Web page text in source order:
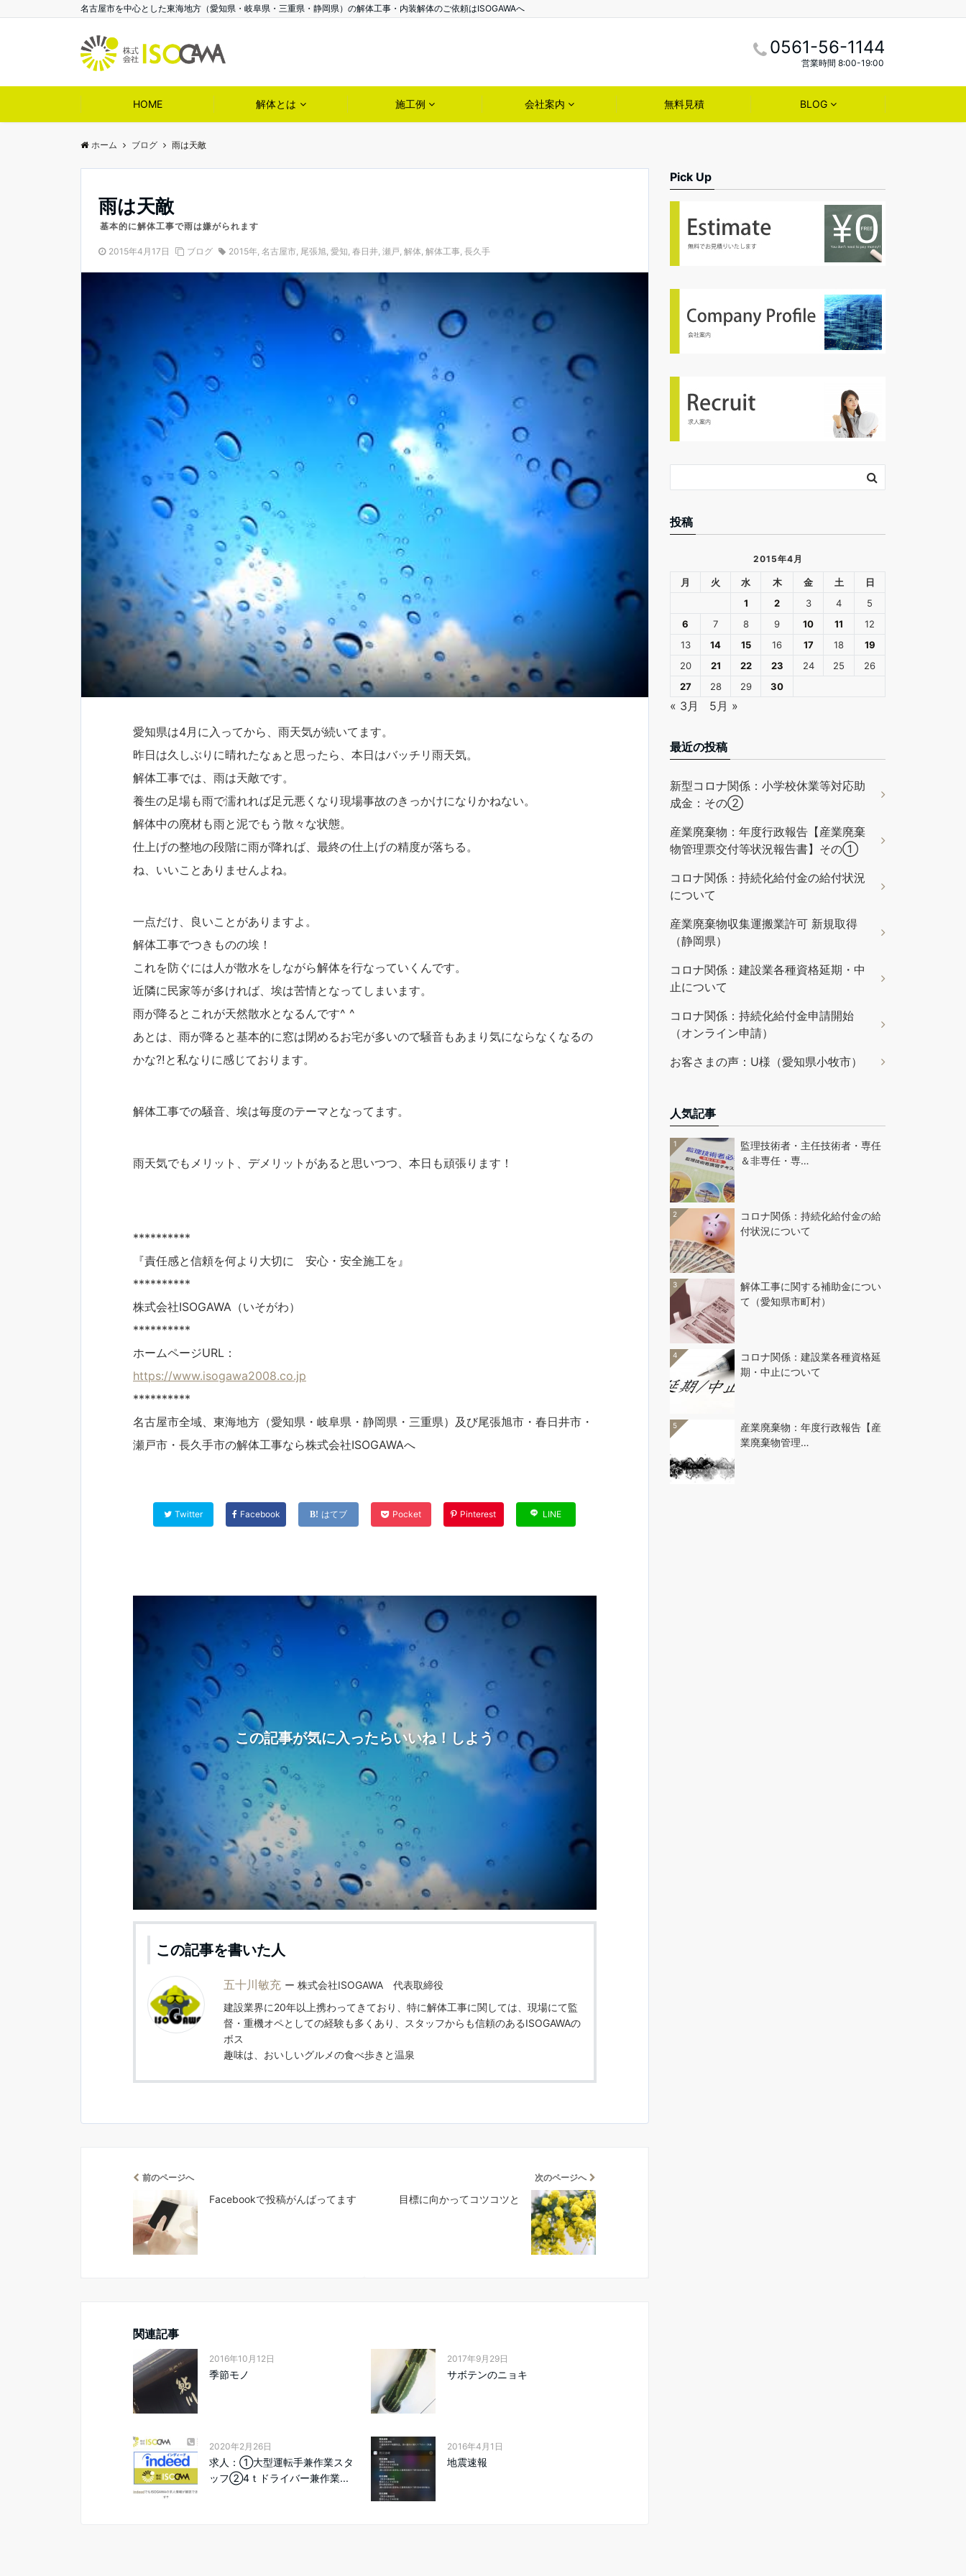
名古屋市を中心とした東海地方（愛知県・岐阜県・三重県・静岡県）の解体工事・内装解体のご依頼はISOGAWAへ
0561-56-1144
営業時間 8:00-19:00
HOME 解体とは 施工例 会社案内 無料見積 BLOG
ホーム ブログ 雨は天敵
雨は天敵
基本的に解体工事で雨は嫌がられます
2015年4月17日 ブログ 2015年, 名古屋市, 尾張旭, 愛知, 春日井, 瀬戸, 解体, 解体工事, 長久手
愛知県は4月に入ってから、雨天気が続いてます。
昨日は久しぶりに晴れたなぁと思ったら、本日はバッチリ雨天気。
解体工事では、雨は天敵です。
養生の足場も雨で濡れれば足元悪くなり現場事故のきっかけになりかねない。
解体中の廃材も雨と泥でもう散々な状態。
仕上げの整地の段階に雨が降れば、最終の仕上げの精度が落ちる。
ね、いいことありませんよね。
一点だけ、良いことがありますよ。
解体工事でつきものの埃！
これを防ぐには人が散水をしながら解体を行なっていくんです。
近隣に民家等が多ければ、埃は苦情となってしまいます。
雨が降るとこれが天然散水となるんです^ ^
あとは、雨が降ると基本的に窓は閉めるお宅が多いので騒音もあまり気にならなくなるの
かな⁈と私なりに感じております。
解体工事での騒音、埃は毎度のテーマとなってます。
雨天気でもメリット、デメリットがあると思いつつ、本日も頑張ります！
**********
『責任感と信頼を何より大切に 安心・安全施工を』
**********
株式会社ISOGAWA（いそがわ）
**********
ホームページURL：
https://www.isogawa2008.co.jp
**********
名古屋市全域、東海地方（愛知県・岐阜県・静岡県・三重県）及び尾張旭市・春日井市・
瀬戸市・長久手市の解体工事なら株式会社ISOGAWAへ
Twitter Facebook はてブ Pocket Pinterest LINE
この記事が気に入ったらいいね！しよう
この記事を書いた人
五十川敏充
株式会社ISOGAWA 代表取締役
建設業界に20年以上携わってきており、特に解体工事に関しては、現場にて監
督・重機オペとしての経験も多くあり、スタッフからも信頼のあるISOGAWAの
ボス
趣味は、おいしいグルメの食べ歩きと温泉
前のページへ
Facebookで投稿がんばってます
次のページへ
目標に向かってコツコツと
関連記事
2016年10月12日
季節モノ
2017年9月29日
サボテンのニョキ
2020年2月26日
求人：①大型運転手兼作業スタ
ッフ②4ｔドライバー兼作業...
2016年4月1日
地震速報
Pick Up
投稿
2015年4月
月 火 水 木 金 土
日
1
2 3 4
5
6
7 8 9 10 11
12
13
14 15 16 17 18
19
20
21 22 23 24 25
26
27
28 29 30
« 3月 5月 »
最近の投稿
新型コロナ関係：小学校休業等対応助
成金：その②
産業廃棄物：年度行政報告【産業廃棄
物管理票交付等状況報告書】その①
コロナ関係：持続化給付金の給付状況
について
産業廃棄物収集運搬業許可 新規取得
（静岡県）
コロナ関係：建設業各種資格延期・中
止について
コロナ関係：持続化給付金申請開始
（オンライン申請）
お客さまの声：U様（愛知県小牧市）
人気記事
1
監理技術者・主任技術者・専任
＆非専任・専…
2
コロナ関係：持続化給付金の給
付状況について
3
解体工事に関する補助金につい
て（愛知県市町村）
4
コロナ関係：建設業各種資格延
期・中止について
5
産業廃棄物：年度行政報告【産
業廃棄物管理…